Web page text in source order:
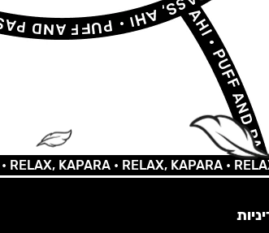
KAPARA •RELAX, KAPARA •RELAX,